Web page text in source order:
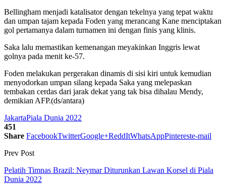
Bellingham menjadi katalisator dengan tekelnya yang tepat waktu
dan umpan tajam kepada Foden yang merancang Kane menciptakan
gol pertamanya dalam turnamen ini dengan finis yang klinis.
Saka lalu memastikan kemenangan meyakinkan Inggris lewat
golnya pada menit ke-57.
Foden melakukan pergerakan dinamis di sisi kiri untuk kemudian
menyodorkan umpan silang kepada Saka yang melepaskan
tembakan cerdas dari jarak dekat yang tak bisa dihalau Mendy,
demikian AFP.(ds/antara)
JakartaPiala Dunia 2022
451
Share FacebookTwitterGoogle+ReddItWhatsAppPintereste-mail
Prev Post
Pelatih Timnas Brazil: Neymar Diturunkan Lawan Korsel di Piala
Dunia 2022